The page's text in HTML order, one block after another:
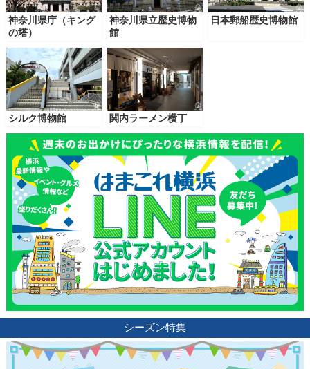
神奈川県庁（キング
の塔）
神奈川県立歴史博物
館
日本郵船歴史博物館
シルク博物館 関内ラーメン横丁
シーズン特集